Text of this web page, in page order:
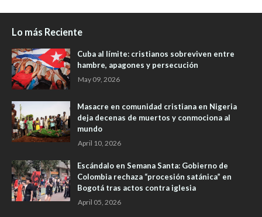
Lo más Reciente
Cuba al límite: cristianos sobreviven entre
hambre, apagones y persecución
May 09, 2026
Masacre en comunidad cristiana en Nigeria
deja decenas de muertos y conmociona al
mundo
April 10, 2026
Escándalo en Semana Santa: Gobierno de
Colombia rechaza “procesión satánica” en
Bogotá tras actos contra iglesia
April 05, 2026